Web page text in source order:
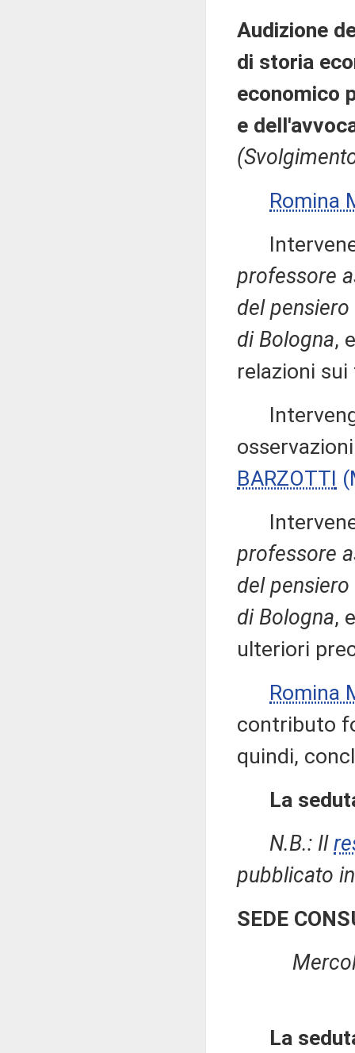
Audizione
di storia
economico
e
Romina
professore
del
di Bologna,
relazioni
BARZOTTI
professore
del
di Bologna,
ulteriori
Romina
contributo
quindi,
La
N.B.: Il
pubblicato
SEDE
La